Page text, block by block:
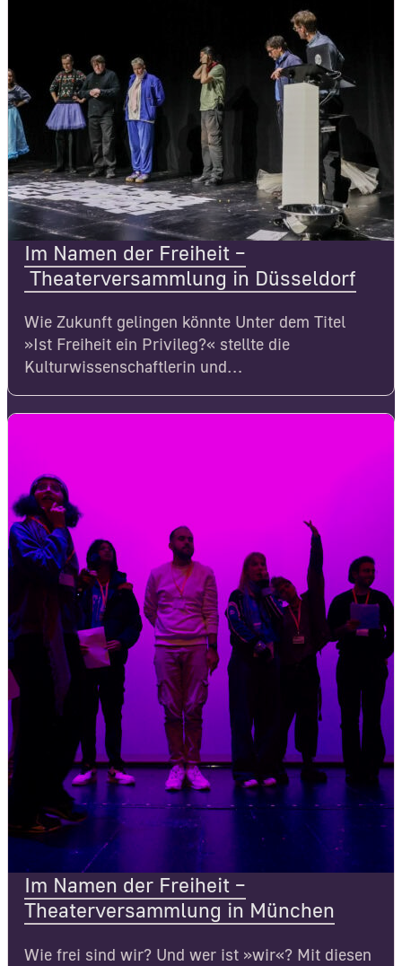
Im Namen der Freiheit –
Theaterversammlung in Düsseldorf
Wie Zukunft gelingen könnte Unter dem Titel
»Ist Freiheit ein Privileg?« stellte die
Kulturwissenschaftlerin und…
Im Namen der Freiheit –
Theaterversammlung in München
Wie frei sind wir? Und wer ist »wir«? Mit diesen